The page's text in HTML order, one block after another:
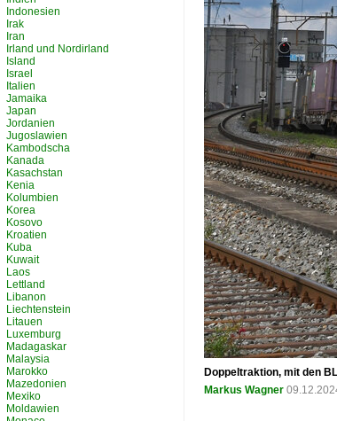
Doppeltraktion, mit den
Markus Wagner
Indonesien
Irak
Iran
Irland und Nordirland
Island
Israel
Italien
Jamaika
Japan
Jordanien
Jugoslawien
Kambodscha
Kanada
Kasachstan
Kenia
Kolumbien
Korea
Kosovo
Kroatien
Kuba
Kuwait
Laos
Lettland
Libanon
Liechtenstein
Litauen
Luxemburg
Madagaskar
Malaysia
Marokko
Mazedonien
Mexiko
Moldawien